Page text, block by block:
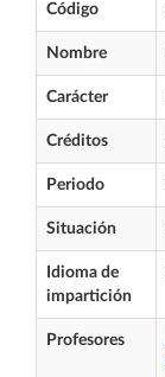
Código
Nombre
Carácter
Créditos
Periodo
Situación
Idioma de
impartición
Profesores